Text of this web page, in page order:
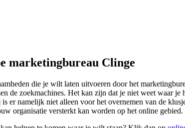
marketingbureau Clinge
die je wilt laten uitvoeren door het
de zoekmachines. Het kan zijn dat je niet weet waar
er namelijk niet alleen voor het overnemen van de
organisatie versterkt kan worden op het online gebied.